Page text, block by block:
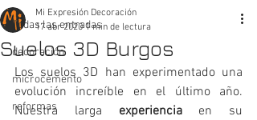
Todas las entradas
decoración
microcemento
reformas
Suelos 3D Burgos
Mi Expresión Decoración
17 abr 2020 1 min de lectura
Los suelos 3D han experimentado una
evolución increíble en el último año.
Nuestra larga experiencia en su